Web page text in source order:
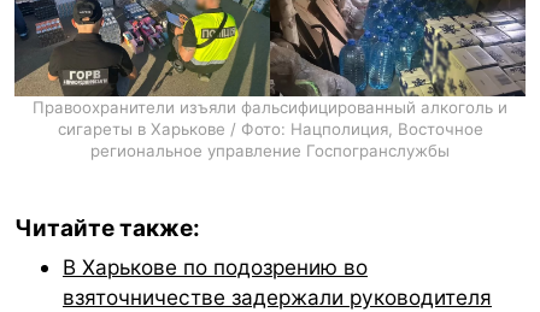
Правоохранители изъяли фальсифицированный алкоголь и
сигареты в Харькове / Фото: Нацполиция, Восточное
региональное управление Госпогранслужбы
Читайте также:
В Харькове по подозрению во
взяточничестве задержали руководителя